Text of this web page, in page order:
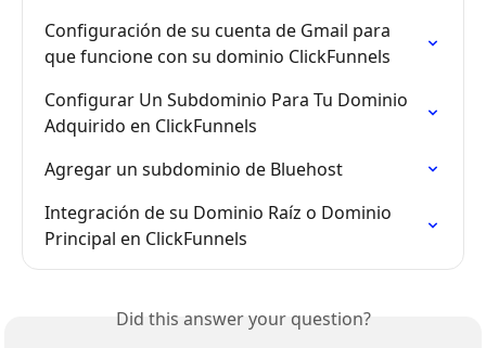
Configuración de su cuenta de Gmail para
que funcione con su dominio ClickFunnels
Configurar Un Subdominio Para Tu Dominio
Adquirido en ClickFunnels
Agregar un subdominio de Bluehost
Integración de su Dominio Raíz o Dominio
Principal en ClickFunnels
Did this answer your question?